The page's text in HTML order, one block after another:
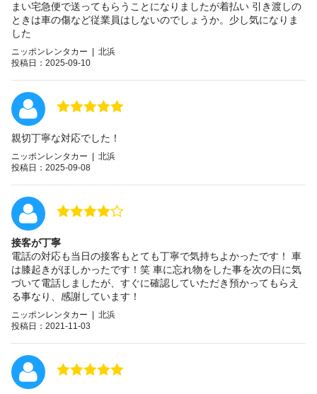
まい宅急便で送ってもらうことになりましたが着払い 引き渡しの
ときは車の傷など従業員はしないのでしょうか。少し気になりま
した
ニッポンレンタカー | 北浜
投稿日：2025-09-10
親切丁寧な対応でした！
ニッポンレンタカー | 北浜
投稿日：2025-09-08
接客が丁寧
電話の対応も当日の接客もとても丁寧で気持ちよかったです！ 車
は膝起きがほしかったです！笑 車に忘れ物をした事を次の日に気
づいて電話しましたが、すぐに確認していただき預かってもらえ
る事なり、感謝しています！
ニッポンレンタカー | 北浜
投稿日：2021-11-03